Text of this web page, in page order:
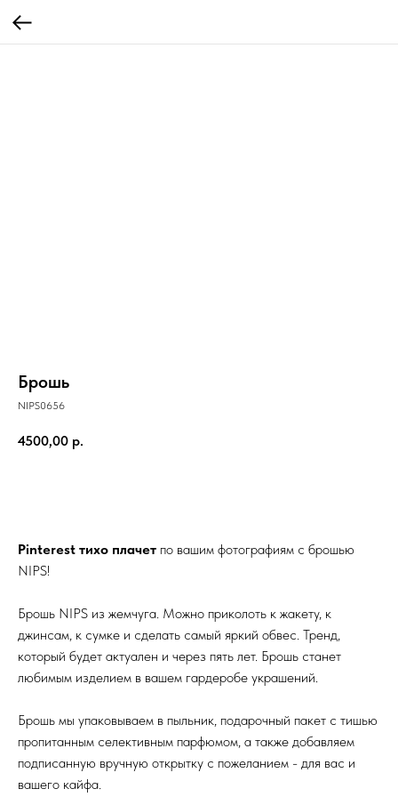
Брошь
NIPS0656
4500,00 р.
Pinterest тихо плачет по вашим фотографиям с брошью
NIPS!
Брошь NIPS из жемчуга. Можно приколоть к жакету, к
джинсам, к сумке и сделать самый яркий обвес. Тренд,
который будет актуален и через пять лет. Брошь станет
любимым изделием в вашем гардеробе украшений.
Брошь мы упаковываем в пыльник, подарочный пакет с тишью
пропитанным селективным парфюмом, а также добавляем
подписанную вручную открытку с пожеланием - для вас и
вашего кайфа.